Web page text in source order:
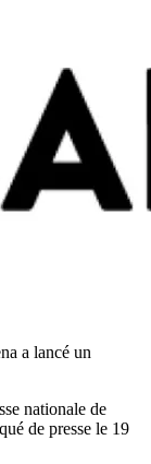
a lancé un
nationale de
de presse le 19